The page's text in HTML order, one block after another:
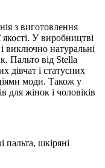
з виготовлення
У виробництві
виключно натуральні
Пальто від Stella
дівчат і статусних
моди. Також у
для жінок і чоловіків
пальта, шкіряні